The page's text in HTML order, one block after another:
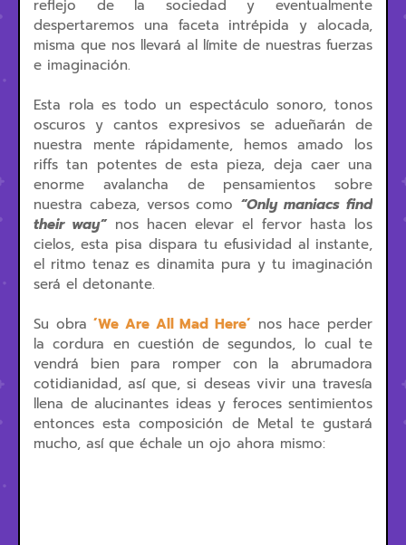
reflejo de la sociedad y eventualmente
despertaremos una faceta intrépida y alocada,
misma que nos llevará al límite de nuestras fuerzas
e imaginación.
Esta rola es todo un espectáculo sonoro, tonos
oscuros y cantos expresivos se adueñarán de
nuestra mente rápidamente, hemos amado los
riffs tan potentes de esta pieza, deja caer una
enorme avalancha de pensamientos sobre
nuestra cabeza, versos como “Only maniacs find
their way”nos hacen elevar el fervor hasta los
cielos, esta pisa dispara tu efusividad al instante,
el ritmo tenaz es dinamita pura y tu imaginación
será el detonante.
Su obra´We Are All Mad Here´ nos hace perder
la cordura en cuestión de segundos, lo cual te
vendrá bien para romper con la abrumadora
cotidianidad, así que, si deseas vivir una travesía
llena de alucinantes ideas y feroces sentimientos
entonces esta composición de Metal te gustará
mucho, así que échale un ojo ahora mismo: